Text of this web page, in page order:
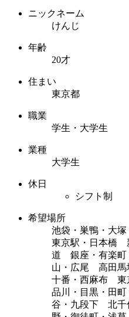
ニックネーム
けんじ
年齢
20才
住まい
東京都
職業
学生・大学生
業種
大学生
休日
シフト制
希望場所
池袋・巣鴨・大
東京駅・日本橋
道 銀座・有楽町
山・広尾 高田
十番・西麻布 東
品川・目黒・田
谷・九段下 北千